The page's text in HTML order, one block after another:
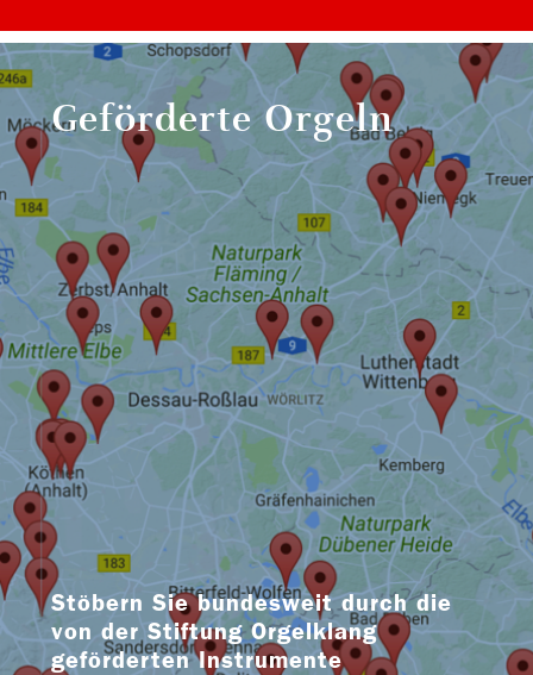
Geförderte Orgeln
Stöbern Sie bundesweit durch die
von der Stiftung Orgelklang
geförderten Instrumente